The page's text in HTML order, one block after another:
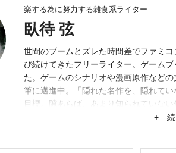
楽する為に努力する雑食系ライター
臥待 弦
世間のブームとズレた時間差でファミ
び続けてきたフリーライター。ゲーム
た。ゲームのシナリオや漫画原作など
筆に邁進中。「隠れた名作を、隠れて
目標。隙あらば、あまり知られていな
+ 続